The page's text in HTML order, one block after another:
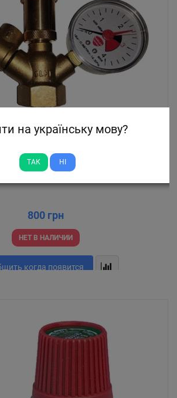
котла Sanlux P100M 3 бар
800 грн
НЕТ В НАЛИЧИИ
когда появится
на українську мову?
ТАК НІ